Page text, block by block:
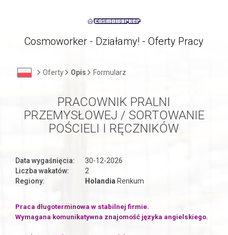
Cosmoworker - Działamy! - Oferty Pracy
Oferty Opis Formularz
PRACOWNIK PRALNI
PRZEMYSŁOWEJ / SORTOWANIE
POŚCIELI I RĘCZNIKÓW
Data wygaśnięcia:
30-12-2026
Liczba wakatów:
2
Regiony:
Holandia Renkum
Praca długoterminowa w stabilnej firmie.
Wymagana komunikatywna znajomość języka angielskiego.